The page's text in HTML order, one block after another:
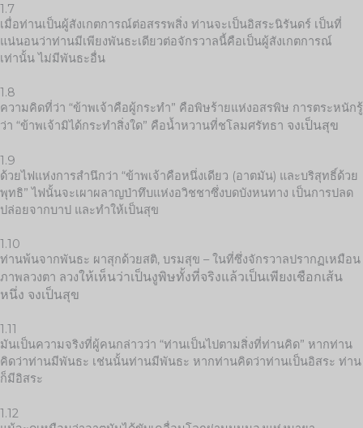
1.7
เมื่อท่านเป็นผู้สังเกตการณ์ต่อสรรพสิ่ง ท่านจะเป็นอิสระนิรันดร์ เป็นที่
แน่นอนว่าท่านมีเพียงพันธะเดียวต่อจักรวาลนี้คือเป็นผู้สังเกตการณ์
เท่านั้น ไม่มีพันธะอื่น
1.8
ความคิดที่ว่า “ข้าพเจ้าคือผู้กระทำ” คือพิษร้ายแห่งอสรพิษ การตระหนักรู้
ว่า “ข้าพเจ้ามิได้กระทำสิ่งใด” คือน้ำหวานที่ชโลมศรัทธา จงเป็นสุข
1.9
ด้วยไฟแห่งการสำนึกว่า “ข้าพเจ้าคือหนึ่งเดียว (อาตมัน) และบริสุทธิ์ด้วย
พุทธิ” ไฟนั้นจะเผาผลาญป่าทึบแห่งอวิชชาซึ่งบดบังหนทาง เป็นการปลด
ปล่อยจากบาป และทำให้เป็นสุข
1.10
ท่านพ้นจากพันธะ ผาสุกด้วยสติ, บรมสุข – ในที่ซึ่งจักรวาลปรากฏเหมือน
ภาพลวงตา ลวงให้เห็นว่าเป็นงูพิษทั้งที่จริงแล้วเป็นเพียงเชือกเส้น
หนึ่ง จงเป็นสุข
1.11
มันเป็นความจริงที่ผู้คนกล่าวว่า “ท่านเป็นไปตามสิ่งที่ท่านคิด” หากท่าน
คิดว่าท่านมีพันธะ เช่นนั้นท่านมีพันธะ หากท่านคิดว่าท่านเป็นอิสระ ท่าน
ก็มีอิสระ
1.12